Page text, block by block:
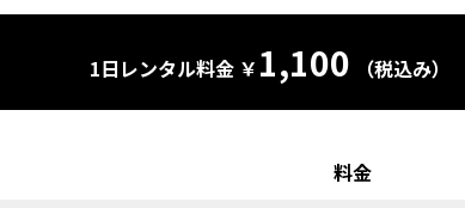
1日レンタル料金 ￥ 1,100 （税込み）
料金